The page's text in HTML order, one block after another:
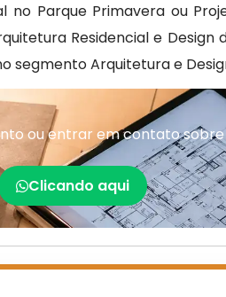
no Parque Primavera ou
Residencial e
segmento Arquitetura e
ou entrar em contato
Clicando aqui